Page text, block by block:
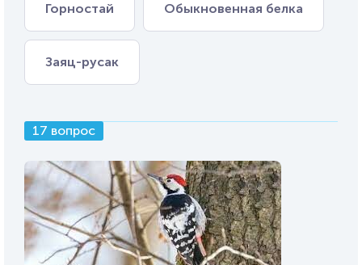
Горностай Обыкновенная белка
Заяц-русак
17 вопрос